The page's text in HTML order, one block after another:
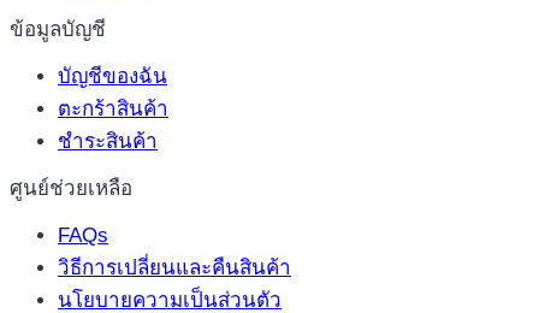
ข้อมูลบัญชี
บัญชีของฉัน
ตะกร้าสินค้า
ชำระสินค้า
ศูนย์ช่วยเหลือ
FAQs
วิธีการเปลี่ยนและคืนสินค้า
นโยบายความเป็นส่วนตัว